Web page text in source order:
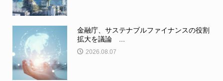
金融庁、サステナブルファイナンスの役割
拡大を議論 ...
2026.08.07